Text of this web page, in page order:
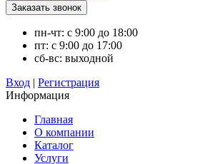
пн-чт: с 9:00 до 18:00
пт: с 9:00 до 17:00
сб-вс: выходной
Вход | Регистрация
Информация
Главная
О компании
Каталог
Услуги